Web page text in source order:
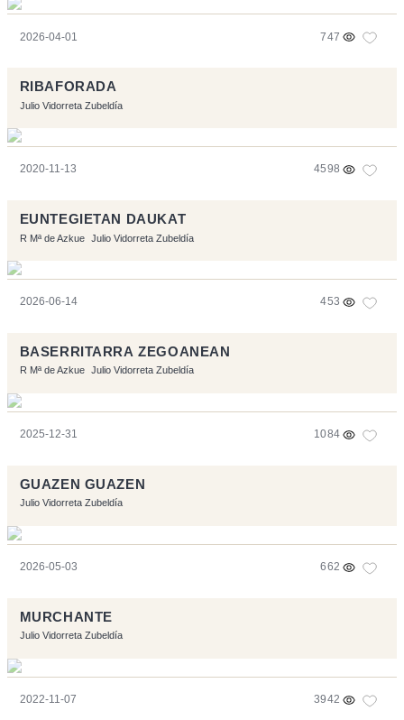
2026-04-01 747
RIBAFORADA
Julio Vidorreta Zubeldía
2020-11-13 4598
EUNTEGIETAN DAUKAT
R Mª de Azkue Julio Vidorreta Zubeldía
2026-06-14 453
BASERRITARRA ZEGOANEAN
R Mª de Azkue Julio Vidorreta Zubeldía
2025-12-31 1084
GUAZEN GUAZEN
Julio Vidorreta Zubeldía
2026-05-03 662
MURCHANTE
Julio Vidorreta Zubeldía
2022-11-07 3942